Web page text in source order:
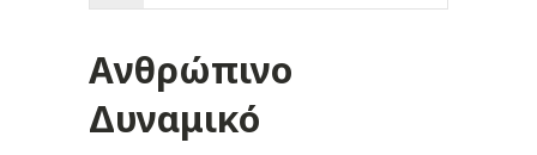
Ανθρώπινο
Δυναμικό